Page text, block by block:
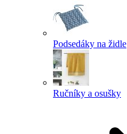
Podsedáky na židle
Ručníky a osušky